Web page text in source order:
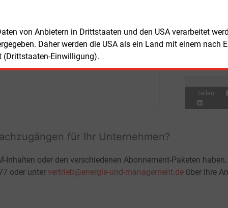
von Anbietern in Drittstaaten und den USA verarbeitet
Daher werden die USA als ein Land mit einem nach
(Drittstaaten-Einwilligung).
Teilen:
für Ihr Unternehmen?
Inhalten oder den verschiedenen Abonnement-Paketen haben.
oder unter vertrieb@energie-und-management.de über Ihre